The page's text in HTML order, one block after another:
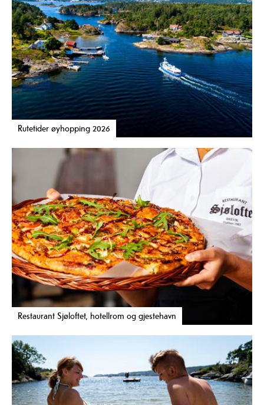
Rutetider øyhopping 2026
Restaurant Sjøloftet, hotellrom og gjestehavn